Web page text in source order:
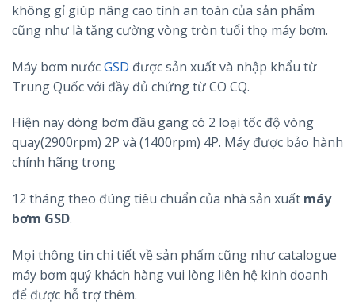
không gỉ giúp nâng cao tính an toàn của sản phẩm
cũng như là tăng cường vòng tròn tuổi thọ máy bơm.
Máy bơm nướcGSD được sản xuất và nhập khẩu từ
Trung Quốc với đầy đủ chứng từ CO CQ.
Hiện nay dòng bơm đầu gang có 2 loại tốc độ vòng
quay(2900rpm) 2P và (1400rpm) 4P. Máy được bảo hành
chính hãng trong
12 tháng theo đúng tiêu chuẩn của nhà sản xuất máy
bơm GSD.
Mọi thông tin chi tiết về sản phẩm cũng như catalogue
máy bơm quý khách hàng vui lòng liên hệ kinh doanh
để được hỗ trợ thêm.